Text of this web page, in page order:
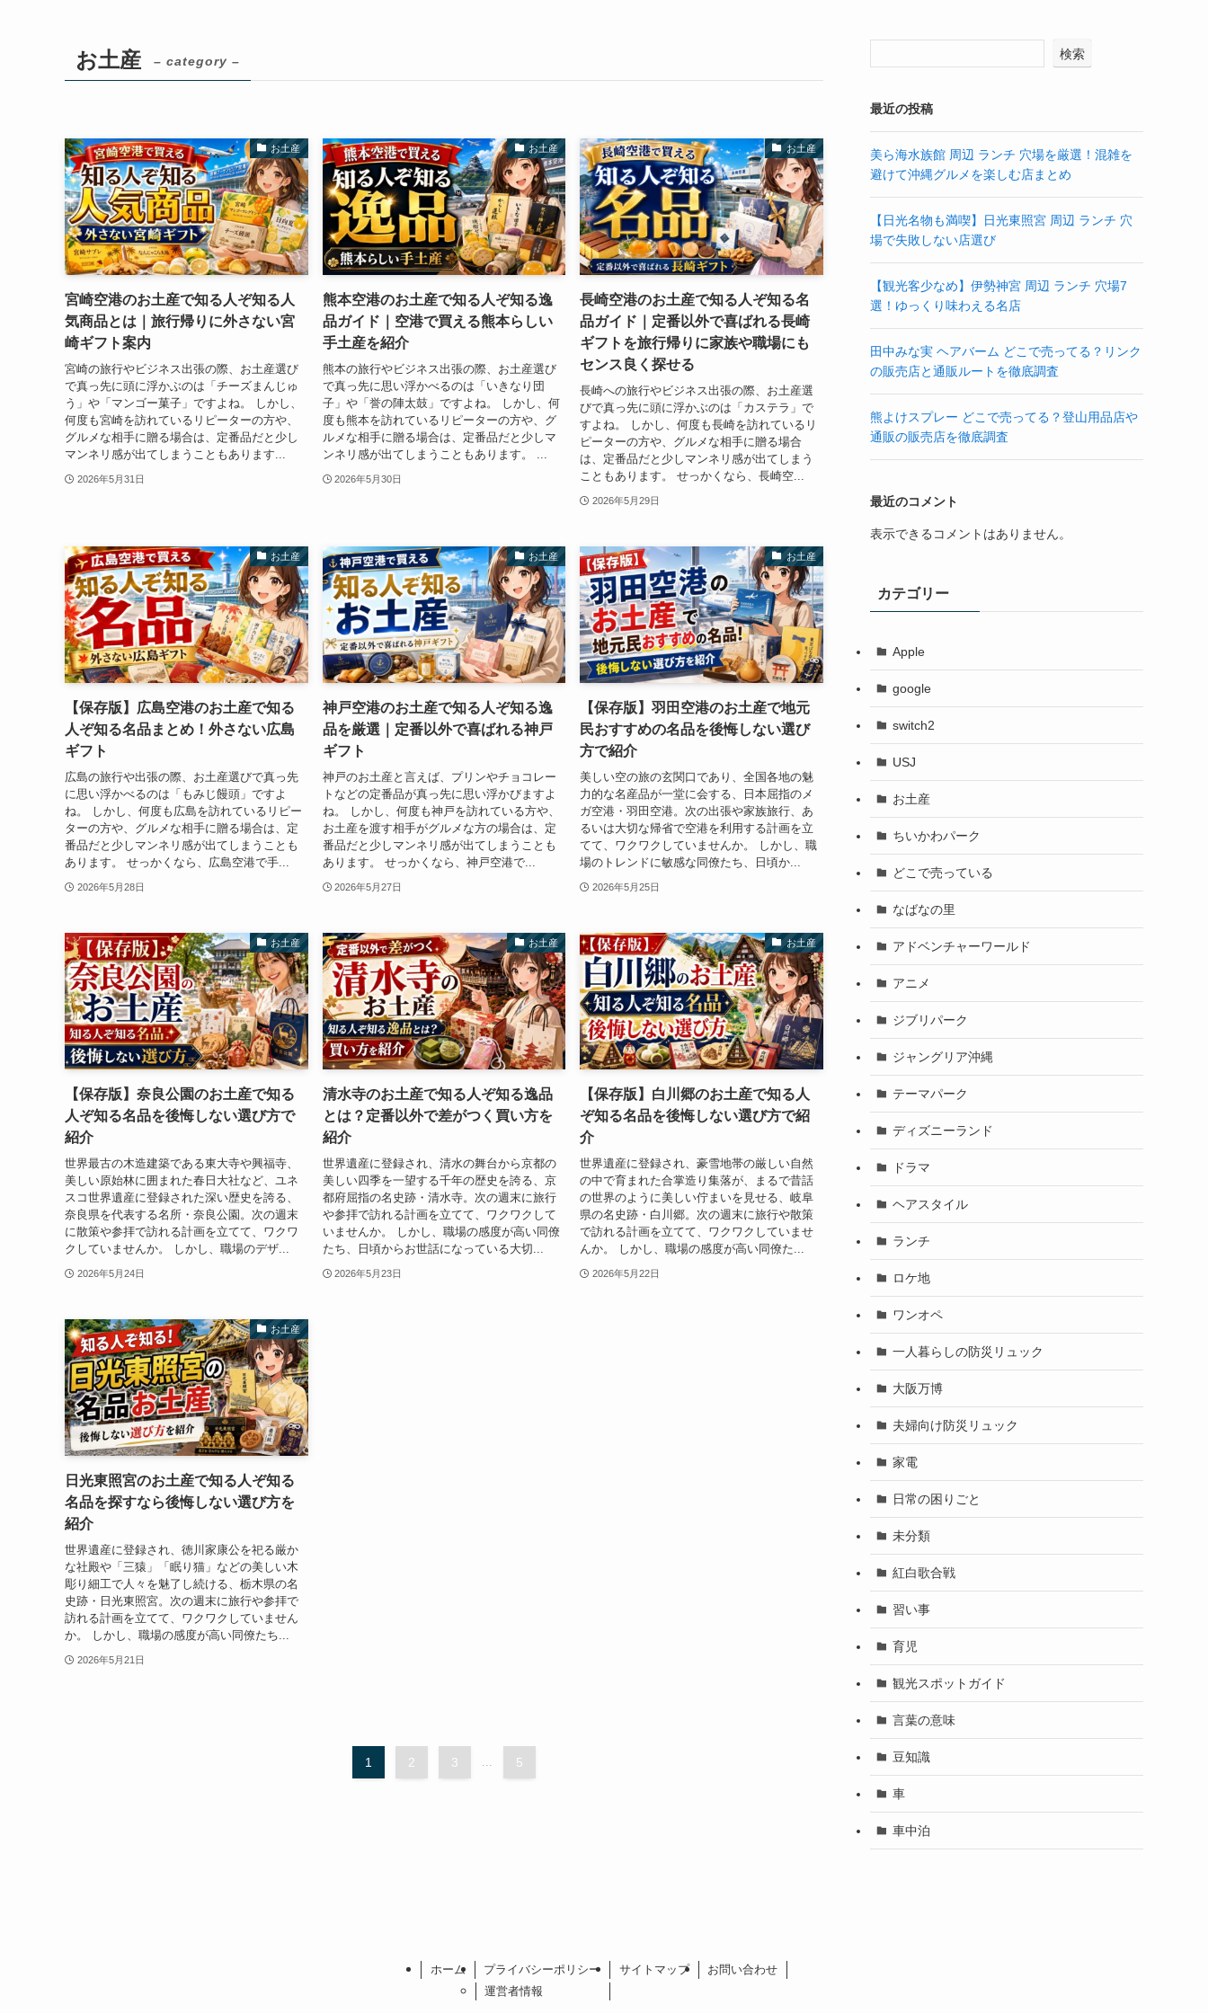
お土産 – category –
お土産
宮崎空港のお土産で知る人ぞ知る人
気商品とは｜旅行帰りに外さない宮
崎ギフト案内
宮崎の旅行やビジネス出張の際、お土産選び
で真っ先に頭に浮かぶのは「チーズまんじゅ
う」や「マンゴー菓子」ですよね。 しかし、
何度も宮崎を訪れているリピーターの方や、
グルメな相手に贈る場合は、定番品だと少し
マンネリ感が出てしまうこともあります...
2026年5月31日
お土産
熊本空港のお土産で知る人ぞ知る逸
品ガイド｜空港で買える熊本らしい
手土産を紹介
熊本の旅行やビジネス出張の際、お土産選び
で真っ先に思い浮かべるのは「いきなり団
子」や「誉の陣太鼓」ですよね。 しかし、何
度も熊本を訪れているリピーターの方や、グ
ルメな相手に贈る場合は、定番品だと少しマ
ンネリ感が出てしまうこともあります。 ...
2026年5月30日
お土産
長崎空港のお土産で知る人ぞ知る名
品ガイド｜定番以外で喜ばれる長崎
ギフトを旅行帰りに家族や職場にも
センス良く探せる
長崎への旅行やビジネス出張の際、お土産選
びで真っ先に頭に浮かぶのは「カステラ」で
すよね。 しかし、何度も長崎を訪れているリ
ピーターの方や、グルメな相手に贈る場合
は、定番品だと少しマンネリ感が出てしまう
こともあります。 せっかくなら、長崎空...
2026年5月29日
お土産
【保存版】広島空港のお土産で知る
人ぞ知る名品まとめ！外さない広島
ギフト
広島の旅行や出張の際、お土産選びで真っ先
に思い浮かべるのは「もみじ饅頭」ですよ
ね。 しかし、何度も広島を訪れているリピー
ターの方や、グルメな相手に贈る場合は、定
番品だと少しマンネリ感が出てしまうことも
あります。 せっかくなら、広島空港で手...
2026年5月28日
お土産
神戸空港のお土産で知る人ぞ知る逸
品を厳選｜定番以外で喜ばれる神戸
ギフト
神戸のお土産と言えば、プリンやチョコレー
トなどの定番品が真っ先に思い浮かびますよ
ね。 しかし、何度も神戸を訪れている方や、
お土産を渡す相手がグルメな方の場合は、定
番品だと少しマンネリ感が出てしまうことも
あります。 せっかくなら、神戸空港で...
2026年5月27日
お土産
【保存版】羽田空港のお土産で地元
民おすすめの名品を後悔しない選び
方で紹介
美しい空の旅の玄関口であり、全国各地の魅
力的な名産品が一堂に会する、日本屈指のメ
ガ空港・羽田空港。次の出張や家族旅行、あ
るいは大切な帰省で空港を利用する計画を立
てて、ワクワクしていませんか。 しかし、職
場のトレンドに敏感な同僚たち、日頃か...
2026年5月25日
お土産
【保存版】奈良公園のお土産で知る
人ぞ知る名品を後悔しない選び方で
紹介
世界最古の木造建築である東大寺や興福寺、
美しい原始林に囲まれた春日大社など、ユネ
スコ世界遺産に登録された深い歴史を誇る、
奈良県を代表する名所・奈良公園。次の週末
に散策や参拝で訪れる計画を立てて、ワクワ
クしていませんか。 しかし、職場のデザ...
2026年5月24日
お土産
清水寺のお土産で知る人ぞ知る逸品
とは？定番以外で差がつく買い方を
紹介
世界遺産に登録され、清水の舞台から京都の
美しい四季を一望する千年の歴史を誇る、京
都府屈指の名史跡・清水寺。次の週末に旅行
や参拝で訪れる計画を立てて、ワクワクして
いませんか。 しかし、職場の感度が高い同僚
たち、日頃からお世話になっている大切...
2026年5月23日
お土産
【保存版】白川郷のお土産で知る人
ぞ知る名品を後悔しない選び方で紹
介
世界遺産に登録され、豪雪地帯の厳しい自然
の中で育まれた合掌造り集落が、まるで昔話
の世界のように美しい佇まいを見せる、岐阜
県の名史跡・白川郷。次の週末に旅行や散策
で訪れる計画を立てて、ワクワクしていませ
んか。 しかし、職場の感度が高い同僚た...
2026年5月22日
お土産
日光東照宮のお土産で知る人ぞ知る
名品を探すなら後悔しない選び方を
紹介
世界遺産に登録され、徳川家康公を祀る厳か
な社殿や「三猿」「眠り猫」などの美しい木
彫り細工で人々を魅了し続ける、栃木県の名
史跡・日光東照宮。次の週末に旅行や参拝で
訪れる計画を立てて、ワクワクしていません
か。 しかし、職場の感度が高い同僚たち...
2026年5月21日
1 2 3 5
検索
最近の投稿
美ら海水族館 周辺 ランチ 穴場を厳選！混雑を
避けて沖縄グルメを楽しむ店まとめ
【日光名物も満喫】日光東照宮 周辺 ランチ 穴
場で失敗しない店選び
【観光客少なめ】伊勢神宮 周辺 ランチ 穴場7
選！ゆっくり味わえる名店
田中みな実 ヘアバーム どこで売ってる？リンク
の販売店と通販ルートを徹底調査
熊よけスプレー どこで売ってる？登山用品店や
通販の販売店を徹底調査
最近のコメント
表示できるコメントはありません。
カテゴリー
Apple
google
switch2
USJ
お土産
ちいかわパーク
どこで売っている
なばなの里
アドベンチャーワールド
アニメ
ジブリパーク
ジャングリア沖縄
テーマパーク
ディズニーランド
ドラマ
ヘアスタイル
ランチ
ロケ地
ワンオペ
一人暮らしの防災リュック
大阪万博
夫婦向け防災リュック
家電
日常の困りごと
未分類
紅白歌合戦
習い事
育児
観光スポットガイド
言葉の意味
豆知識
車
車中泊
ホーム
プライバシーポリシー
運営者情報
サイトマップ お問い合わせ